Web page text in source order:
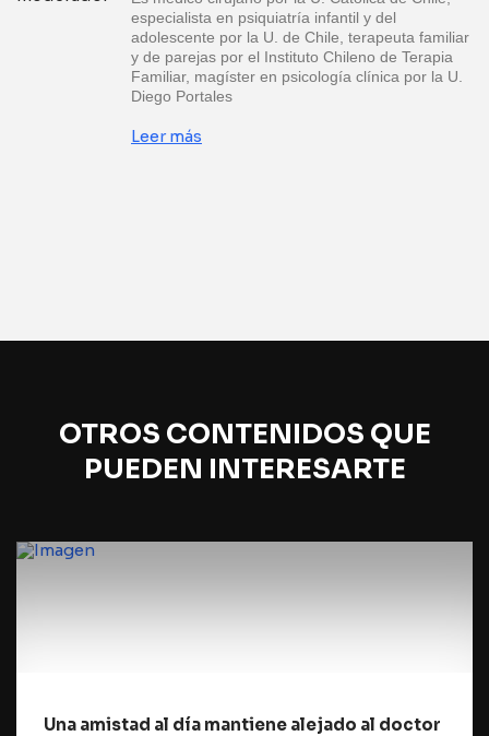
especialista en psiquiatría infantil y del
adolescente por la U. de Chile, terapeuta familiar
y de parejas por el Instituto Chileno de Terapia
Familiar, magíster en psicología clínica por la U.
Diego Portales
Leer más
OTROS CONTENIDOS QUE
PUEDEN INTERESARTE
Una amistad al día mantiene alejado al doctor